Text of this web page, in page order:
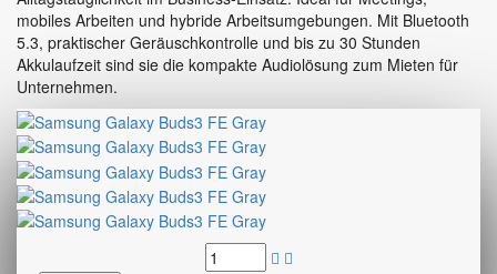
mobiles Arbeiten und hybride Arbeitsumgebungen. Mit Bluetooth
5.3, praktischer Geräuschkontrolle und bis zu 30 Stunden
Akkulaufzeit sind sie die kompakte Audiolösung zum Mieten für
Unternehmen.